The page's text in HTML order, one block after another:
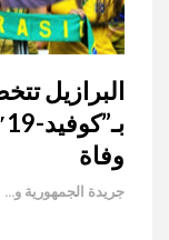
وفاة
جريدة الجمهورية والعالم